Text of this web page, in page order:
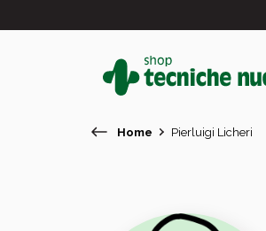
In primo piano
Home Pierluigi Licheri